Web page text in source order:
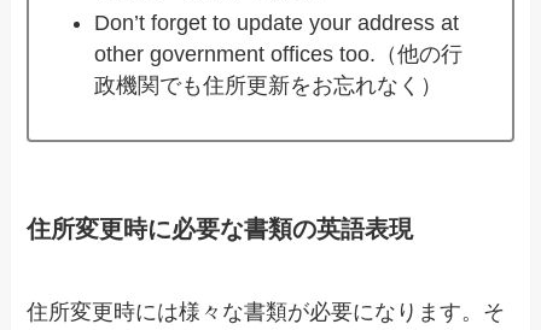
Don’t forget to update your address at
other government offices too.（他の行
政機関でも住所更新をお忘れなく）
住所変更時に必要な書類の英語表現
住所変更時には様々な書類が必要になります。そ